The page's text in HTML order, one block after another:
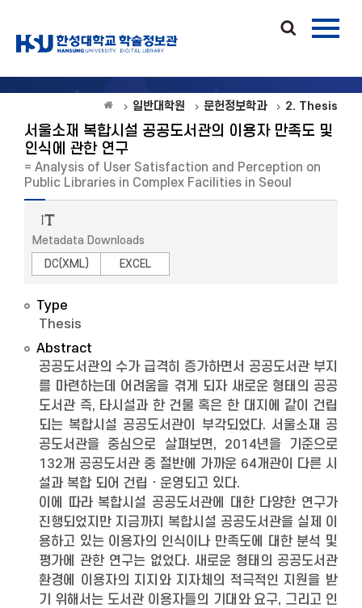
일반대학원 문헌정보학과 2. Thesis
서울소재 복합시설 공공도서관의 이용자 만족도 및
인식에 관한 연구
= Analysis of User Satisfaction and Perception on
Public Libraries in Complex Facilities in Seoul
Metadata Downloads
DC(XML)
EXCEL
Type
Thesis
Abstract
공공도서관의 수가 급격히 증가하면서 공공도서관 부지
를 마련하는데 어려움을 겪게 되자 새로운 형태의 공공
도서관 즉, 타시설과 한 건물 혹은 한 대지에 같이 건립
되는 복합시설 공공도서관이 부각되었다. 서울소재 공
공도서관을 중심으로 살펴보면, 2014년을 기준으로
132개 공공도서관 중 절반에 가까운 64개관이 다른 시
설과 복합 되어 건립ㆍ운영되고 있다.
이에 따라 복합시설 공공도서관에 대한 다양한 연구가
진행되었지만 지금까지 복합시설 공공도서관을 실제 이
용하고 있는 이용자의 인식이나 만족도에 대한 분석 및
평가에 관한 연구는 없었다. 새로운 형태의 공공도서관
환경에 이용자의 지지와 지자체의 적극적인 지원을 받
기 위해서는 도서관 이용자들의 기대와 요구, 그리고 인